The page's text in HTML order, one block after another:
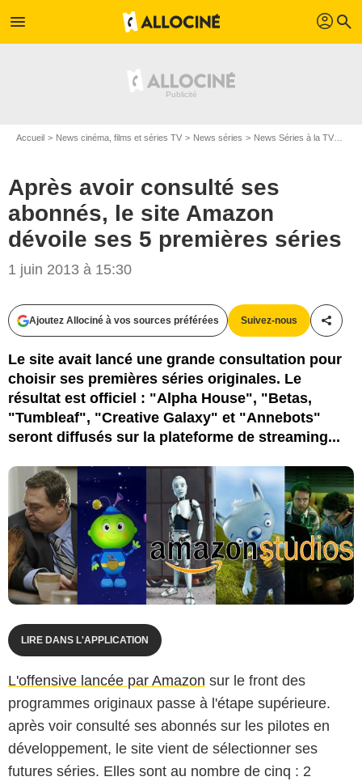
menu profil search
Accueil News cinéma, films et séries TV News séries News Séries à la TV
Après avoir consulté ses
abonnés, le site Amazon
dévoile ses 5 premières séries
1 juin 2013 à 15:30
Ajoutez Allociné à vos sources préférées Suivez-nous
Le site avait lancé une grande consultation pour
choisir ses premières séries originales. Le
résultat est officiel : "Alpha House", "Betas,
"Tumbleaf", "Creative Galaxy" et "Annebots"
seront diffusés sur la plateforme de streaming...
LIRE DANS L'APPLICATION
L'offensive lancée par Amazon sur le front des
programmes originaux passe à l'étape supérieure.
après voir consulté ses abonnés sur les pilotes en
développement, le site vient de sélectionner ses
futures séries. Elles sont au nombre de cinq : 2